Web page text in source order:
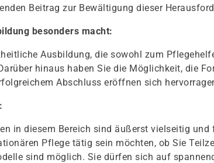
Beitrag zur Bewältigung dieser
besonders macht:
Ausbildung, die sowohl zum
hinaus haben Sie die Möglichkeit, die
Abschluss eröffnen sich
in diesem Bereich sind äußerst vielseitig
Pflege tätig sein möchten, ob Sie
sind möglich. Sie dürfen sich auf